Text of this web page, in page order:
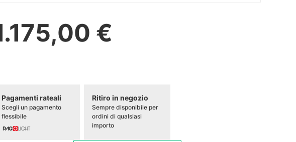
€
Pagamenti rateali
Scegli un pagamento
flessibile
Ritiro in negozio
Sempre disponibile per
ordini di qualsiasi
importo